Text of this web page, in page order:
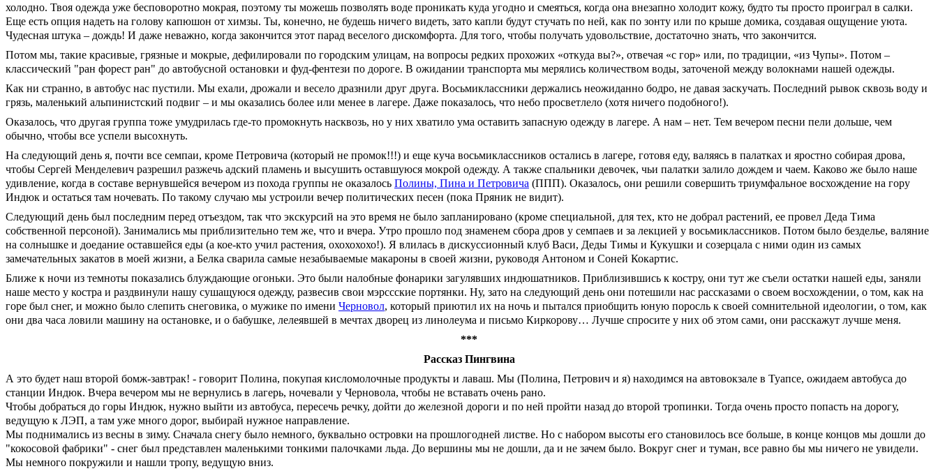
холодно. Твоя одежда уже бесповоротно мокрая, поэтому ты можешь позволять воде проникать куда угодно и смеяться, когда она внезапно холодит кожу, будто ты просто проиграл в салки.
Еще есть опция надеть на голову капюшон от химзы. Ты, конечно, не будешь ничего видеть, зато капли будут стучать по ней, как по зонту или по крыше домика, создавая ощущение уюта.
Чудесная штука – дождь! И даже неважно, когда закончится этот парад веселого дискомфорта. Для того, чтобы получать удовольствие, достаточно знать, что закончится.
Потом мы, такие красивые, грязные и мокрые, дефилировали по городским улицам, на вопросы редких прохожих «откуда вы?», отвечая «с гор» или, по традиции, «из Чупы». Потом –
классический "ран форест ран" до автобусной остановки и фуд-фентези по дороге. В ожидании транспорта мы мерялись количеством воды, заточеной между волокнами нашей одежды.
Как ни странно, в автобус нас пустили. Мы ехали, дрожали и весело дразнили друг друга. Восьмиклассники держались неожиданно бодро, не давая заскучать. Последний рывок сквозь воду и
грязь, маленький альпинистский подвиг – и мы оказались более или менее в лагере. Даже показалось, что небо просветлело (хотя ничего подобного!).
Оказалось, что другая группа тоже умудрилась где-то промокнуть насквозь, но у них хватило ума оставить запасную одежду в лагере. А нам – нет. Тем вечером песни пели дольше, чем
обычно, чтобы все успели высохнуть.
На следующий день я, почти все семпаи, кроме Петровича (который не промок!!!) и еще куча восьмиклассников остались в лагере, готовя еду, валяясь в палатках и яростно собирая дрова,
чтобы Сергей Менделевич разрешил разжечь адский пламень и высушить оставшуюся мокрой одежду. А также спальники девочек, чьи палатки залило дождем и чаем. Каково же было наше
удивление, когда в составе вернувшейся вечером из похода группы не оказалось Полины, Пина и Петровича (ППП). Оказалось, они решили совершить триумфальное восхождение на гору
Индюк и остаться там ночевать. По такому случаю мы устроили вечер политических песен (пока Пряник не видит).
Следующий день был последним перед отъездом, так что экскурсий на это время не было запланировано (кроме специальной, для тех, кто не добрал растений, ее провел Деда Тима
собственной персоной). Занимались мы приблизительно тем же, что и вчера. Утро прошло под знаменем сбора дров у семпаев и за лекцией у восьмиклассников. Потом было безделье, валяние
на солнышке и доедание оставшейся еды (а кое-кто учил растения, охохохохо!). Я влилась в дискуссионный клуб Васи, Деды Тимы и Кукушки и созерцала с ними один из самых
замечательных закатов в моей жизни, а Белка сварила самые незабываемые макароны в своей жизни, руководя Антоном и Соней Кокартис.
Ближе к ночи из темноты показались блуждающие огоньки. Это были налобные фонарики загулявших индюшатников. Приблизившись к костру, они тут же съели остатки нашей еды, заняли
наше место у костра и раздвинули нашу сушащуюся одежду, развесив свои мэрссские портянки. Ну, зато на следующий день они потешили нас рассказами о своем восхождении, о том, как на
горе был снег, и можно было слепить снеговика, о мужике по имени Черновол, который приютил их на ночь и пытался приобщить юную поросль к своей сомнительной идеологии, о том, как
они два часа ловили машину на остановке, и о бабушке, лелеявшей в мечтах дворец из линолеума и письмо Киркорову… Лучше спросите у них об этом сами, они расскажут лучше меня.
***
Рассказ Пингвина
А это будет наш второй бомж-завтрак! - говорит Полина, покупая кисломолочные продукты и лаваш. Мы (Полина, Петрович и я) находимся на автовокзале в Туапсе, ожидаем автобуса до
станции Индюк. Вчера вечером мы не вернулись в лагерь, ночевали у Черновола, чтобы не вставать очень рано.
Чтобы добраться до горы Индюк, нужно выйти из автобуса, пересечь речку, дойти до железной дороги и по ней пройти назад до второй тропинки. Тогда очень просто попасть на дорогу,
ведущую к ЛЭП, а там уже много дорог, выбирай нужное направление.
Мы поднимались из весны в зиму. Сначала снегу было немного, буквально островки на прошлогодней листве. Но с набором высоты его становилось все больше, в конце концов мы дошли до
"кокосовой фабрики" - снег был представлен маленькими тонкими палочками льда. До вершины мы не дошли, да и не зачем было. Вокруг снег и туман, все равно бы мы ничего не увидели.
Мы немного покружили и нашли тропу, ведущую вниз.